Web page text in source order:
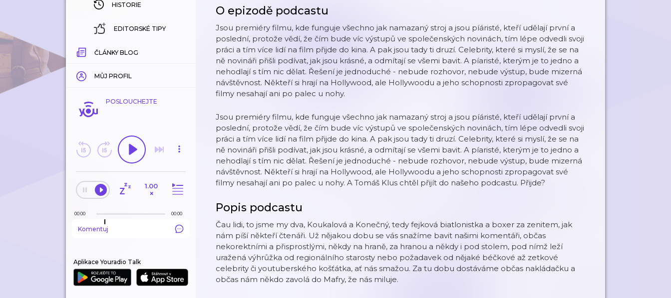
HISTORIE
EDITORSKÉ TIPY
ČLÁNKY BLOG
MŮJ PROFIL
POSLOUCHEJTE
1.00
×
00:00 00:00
Komentuj
Aplikace Youradio Talk
O epizodě podcastu
Jsou premiéry filmu, kde funguje všechno jak namazaný stroj a jsou píáristé, kteří udělají první a
poslední, protože vědí, že čím bude víc výstupů ve společenských novinách, tím lépe odvedli svoji
práci a tím více lidí na film přijde do kina. A pak jsou tady ti druzí. Celebrity, které si myslí, že se na
ně novináři přišli podívat, jak jsou krásné, a odmítají se všemi bavit. A píaristé, kterým je to jedno a
nehodlají s tím nic dělat. Řešení je jednoduché - nebude rozhovor, nebude výstup, bude mizerná
návštěvnost. Někteří si hrají na Hollywood, ale Hollywoodu a jeho schopnosti zpropagovat své
filmy nesahají ani po palec u nohy.
Jsou premiéry filmu, kde funguje všechno jak namazaný stroj a jsou píáristé, kteří udělají první a
poslední, protože vědí, že čím bude víc výstupů ve společenských novinách, tím lépe odvedli svoji
práci a tím více lidí na film přijde do kina. A pak jsou tady ti druzí. Celebrity, které si myslí, že se na
ně novináři přišli podívat, jak jsou krásné, a odmítají se všemi bavit. A píaristé, kterým je to jedno a
nehodlají s tím nic dělat. Řešení je jednoduché - nebude rozhovor, nebude výstup, bude mizerná
návštěvnost. Někteří si hrají na Hollywood, ale Hollywoodu a jeho schopnosti zpropagovat své
filmy nesahají ani po palec u nohy. A Tomáš Klus chtěl přijít do našeho podcastu. Přijde?
Popis podcastu
Čau lidi, to jsme my dva, Koukalová a Konečný, tedy fejková biatlonistka a boxer za zenitem, jak
nám píší někteří čtenáři. Už nějakou dobu se vás snažíme bavit našimi komentáři, občas
nekorektními a přisprostlými, někdy na hraně, za hranou a někdy i pod stolem, pod nímž leží
uražená výhrůžka od regionálního starosty nebo požadavek od nějaké béčkové až zetkové
celebrity či youtuberského košťátka, ať nás smažou. Za tu dobu dostáváme občas nakládačku a
občas nám někdo zavolá do Mafry, že nás miluje.